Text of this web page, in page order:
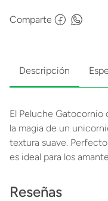
Comparte
Descripción
El Peluche Gatocornio
la magia de un
textura suave.
es ideal para los
Reseñas